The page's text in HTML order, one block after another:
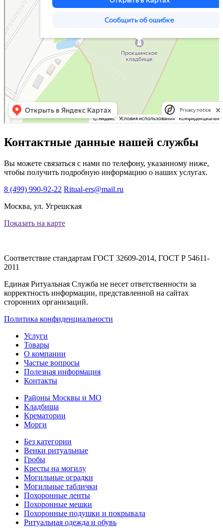
Контактные данные нашей службы
Вы можете связаться с нами по телефону, указанному ниже,
чтобы получить подробную информацию о наших услугах.
8 (499) 990-92-22 Ritual-ers@mail.ru
Москва, ул. Угрешская
Показать на карте
Соответствие стандартам ГОСТ 32609-2014, ГОСТ Р 54611-
2011
Единая Ритуальная Служба не несет ответственности за
корректность информации, представленной на сайтах
сторонних организаций.
Политика конфиденциальности
Услуги
Товары
О компании
Частые вопросы
Полезная информация
Контакты
Районы Москвы и МО
Кладбища
Крематории
Морги
Без категории
Венки ритуальные
Гробы
Кресты на могилу
Могильные оградки
Могильные таблички
Похоронные ленты
Похоронные мешки
Похоронные подушки и покрывала
Ритуальная одежда и обувь
Privacy notice